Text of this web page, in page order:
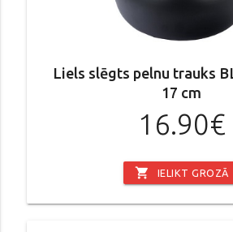
Liels slēgts pelnu trauks
17 cm
16.90€
shopping_cart IELIKT GROZĀ